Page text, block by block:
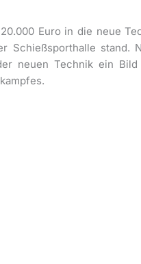
Euro in die neue
Schießsporthalle
neuen Technik ein